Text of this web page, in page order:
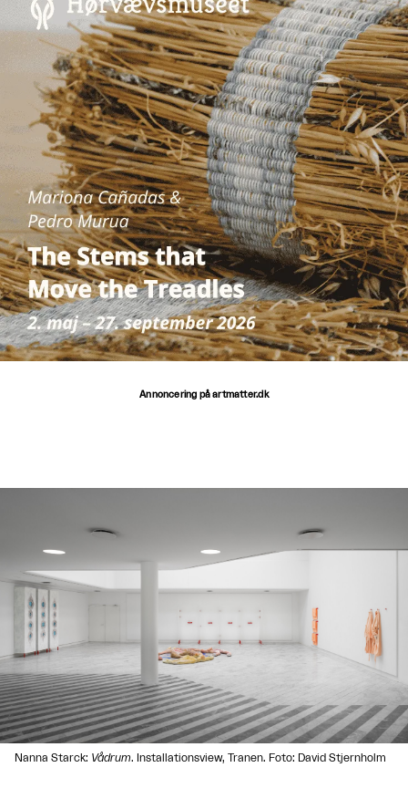
Annoncering på artmatter.dk
Nanna Starck: Vådrum. Installationsview, Tranen. Foto: David Stjernholm